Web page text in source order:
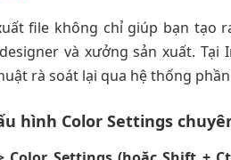
file không chỉ giúp bạn tạo
và xưởng sản xuất. Tại
rà soát lại qua hệ thống
hình Color Settings